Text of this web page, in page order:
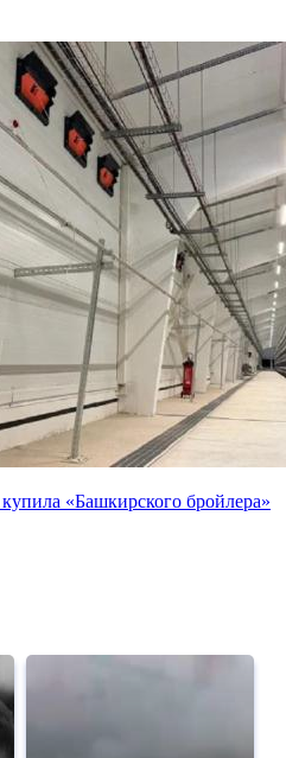
«Башкирского бройлера»